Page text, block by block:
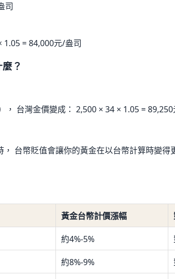
司
1.05 = 84,000元/盎司
？
， 台灣金價變成： 2,500 × 34 × 1.05 =
台幣貶值會讓你的黃金在以台幣計算時變得
黃金台幣計價漲幅
約4%-5%
約8%-9%